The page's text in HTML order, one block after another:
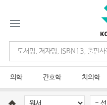
의학 간호학 치의학